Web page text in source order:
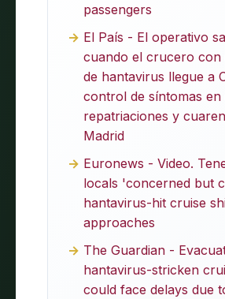
passengers
El País - El operativo
cuando el crucero con
de hantavirus llegue a
control de síntomas
repatriaciones y
Madrid
Euronews - Video.
locals 'concerned but
hantavirus-hit cruise
approaches
The Guardian -
hantavirus-stricken
could face delays due